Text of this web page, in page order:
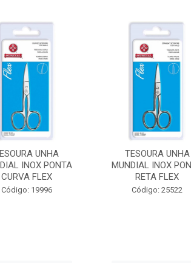
UNHA
INOX PONTA
CURVA FLEX
Código: 19996
TESOURA UNHA
MUNDIAL INOX
RETA FLEX
Código: 25522